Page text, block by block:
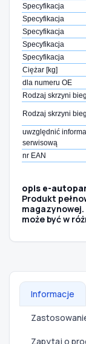
Specyfikacja
Specyfikacja
Specyfikacja
Specyfikacja
Specyfikacja
Ciężar [kg]
dla numeru OE
Rodzaj skrzyni
Rodzaj skrzyni
uwzględnić
serwisową
nr EAN
opis e-
Produkt
może być w
Informacje
Zapytaj o